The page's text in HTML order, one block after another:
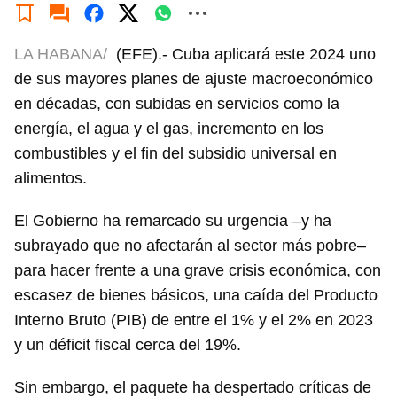
LA HABANA/ (EFE).- Cuba aplicará este 2024 uno
de sus mayores planes de ajuste macroeconómico
en décadas, con subidas en servicios como la
energía, el agua y el gas, incremento en los
combustibles y el fin del subsidio universal en
alimentos.
El Gobierno ha remarcado su urgencia –y ha
subrayado que no afectarán al sector más pobre–
para hacer frente a una grave crisis económica, con
escasez de bienes básicos, una caída del Producto
Interno Bruto (PIB) de entre el 1% y el 2% en 2023
y un déficit fiscal cerca del 19%.
Sin embargo, el paquete ha despertado críticas de